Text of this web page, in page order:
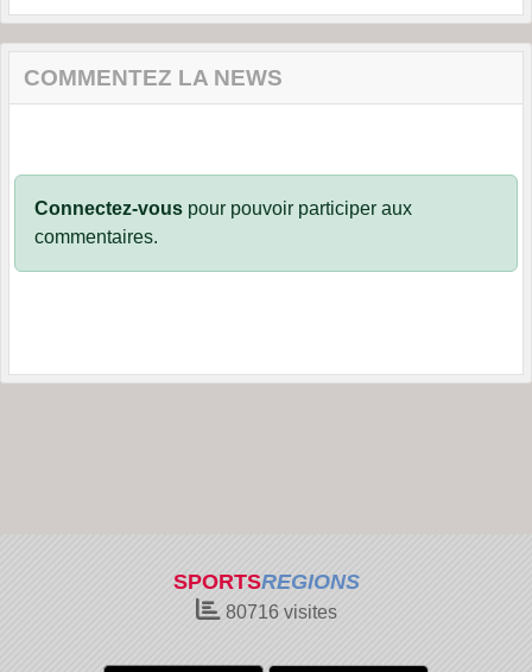
COMMENTEZ LA NEWS
Connectez-vous pour pouvoir participer aux
commentaires.
SPORTSREGIONS
80716visites